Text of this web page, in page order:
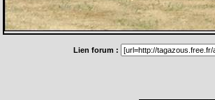
Lien forum :